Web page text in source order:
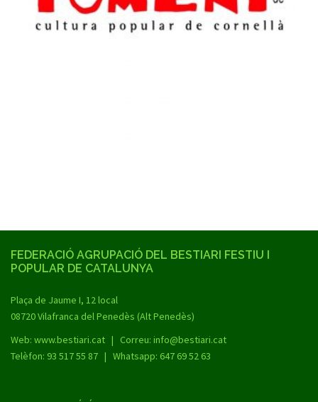
FEDERACIÓ AGRUPACIÓ DEL BESTIARI FESTIU I
POPULAR DE CATALUNYA
Plaça de Jaume I, 12 local
08720 Vilafranca del Penedès (Alt Penedès)
Web: www.bestiari.cat | Correu: info@bestiari.cat
Telèfon: 93 517 55 87 | Whatsapp: 647 69 52 63